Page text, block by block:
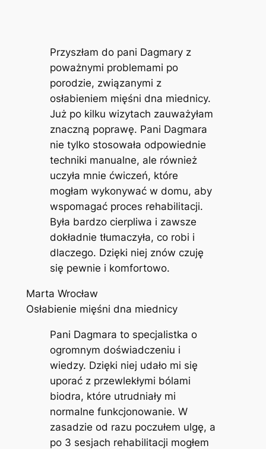
Przyszłam do pani Dagmary z
poważnymi problemami po
porodzie, związanymi z
osłabieniem mięśni dna miednicy.
Już po kilku wizytach zauważyłam
znaczną poprawę. Pani Dagmara
nie tylko stosowała odpowiednie
techniki manualne, ale również
uczyła mnie ćwiczeń, które
mogłam wykonywać w domu, aby
wspomagać proces rehabilitacji.
Była bardzo cierpliwa i zawsze
dokładnie tłumaczyła, co robi i
dlaczego. Dzięki niej znów czuję
się pewnie i komfortowo.
Marta Wrocław
Osłabienie mięśni dna miednicy
Pani Dagmara to specjalistka o
ogromnym doświadczeniu i
wiedzy. Dzięki niej udało mi się
uporać z przewlekłymi bólami
biodra, które utrudniały mi
normalne funkcjonowanie. W
zasadzie od razu poczułem ulgę, a
po 3 sesjach rehabilitacji mogłem